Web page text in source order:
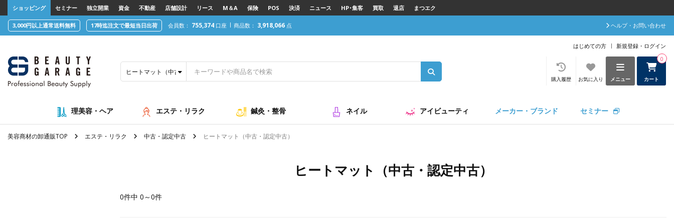
text.skipToContent
text.skipToNavigation
ショッピング セミナー 独立開業 資金 不動産 店舗設計 リース M＆A 保険 POS 決済 ニュース HP･集客 買取 退店 まつエク
3,000円以上通常送料無料 17時迄注文で最短当日出荷 会員数： 755,374 口座 商品数： 3,918,066 点 ヘルプ・お問い合わせ
はじめての方 新規登録・ログイン
カート
0
メニュー
お気に入り
購入履歴
ヒートマット（中古・認定中古）
理美容・ヘア エステ・リラク 鍼灸・整骨 ネイル アイビューティ メーカー・ブランド セミナー
美容商材の卸通販TOP エステ・リラク 中古・認定中古 ヒートマット（中古・認定中古）
ヒートマット（中古・認定中古）
0件中 0～0件